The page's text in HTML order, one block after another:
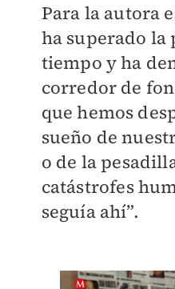
Para la autora
ha superado la
tiempo y ha
corredor de
que hemos
sueño de
o de la
catástrofes
seguía ahí”.